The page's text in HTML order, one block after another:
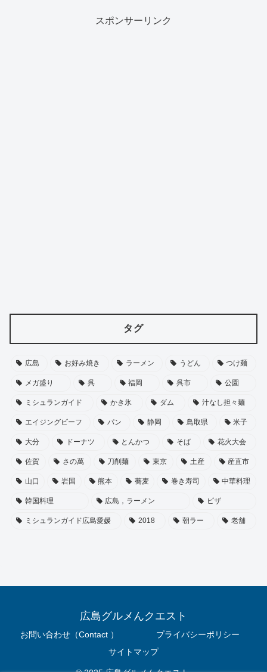
スポンサーリンク
タグ
広島 お好み焼き ラーメン うどん つけ麺
メガ盛り 呉 福岡 呉市 公園
ミシュランガイド かき氷 ダム 汁なし担々麺
エイジングビーフ パン 静岡 鳥取県 米子
大分 ドーナツ とんかつ そば 花火大会
佐賀 さの萬 刀削麺 東京 土産 産直市
山口 岩国 熊本 蕎麦 巻き寿司 中華料理
韓国料理 広島，ラーメン ピザ
ミシュランガイド広島愛媛 2018 朝ラー 老舗
広島グルメんクエスト
お問い合わせ（Contact ）
プライバシーポリシー
サイトマップ